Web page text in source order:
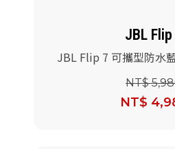
JBL Flip
JBL Flip 7 可攜型防水
NT$
NT$